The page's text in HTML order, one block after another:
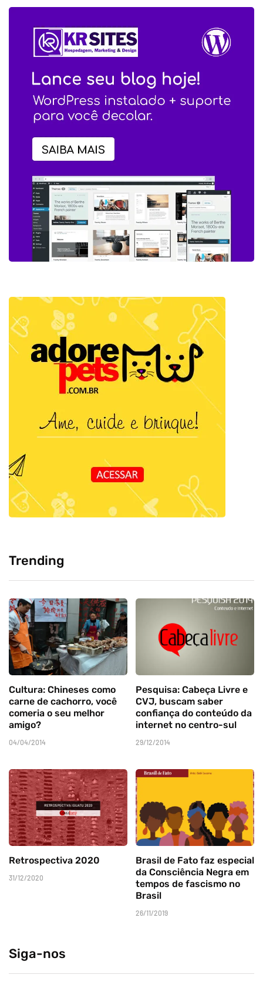
Trending
Cultura: Chineses como
carne de cachorro, você
comeria o seu melhor
amigo?
04/04/2014
Pesquisa: Cabeça Livre e
CVJ, buscam saber
confiança do conteúdo da
internet no centro-sul
29/12/2014
Retrospectiva 2020
31/12/2020
Brasil de Fato faz especial
da Consciência Negra em
tempos de fascismo no
Brasil
26/11/2019
Siga-nos